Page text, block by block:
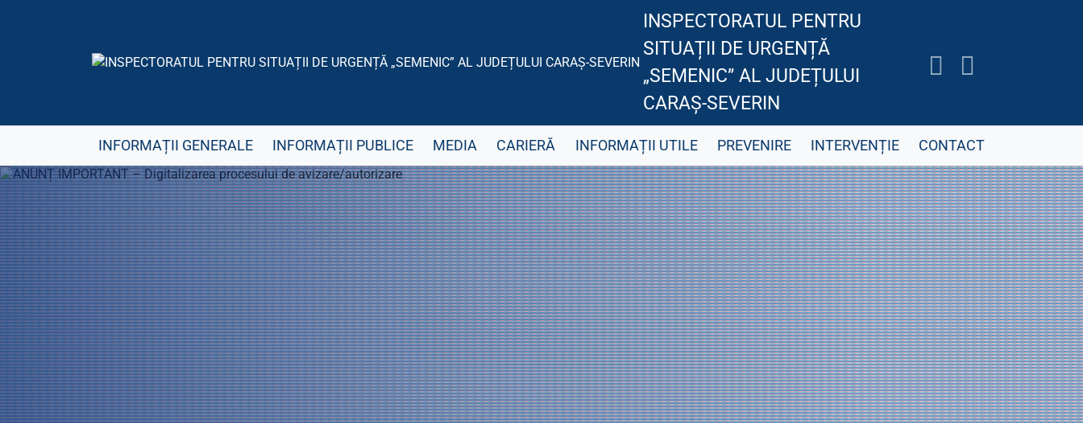
INSPECTORATUL PENTRU
SITUAȚII DE URGENȚĂ
„SEMENIC” AL JUDEȚULUI
CARAȘ-SEVERIN
INFORMAȚII GENERALE INFORMAȚII PUBLICE MEDIA CARIERĂ INFORMAȚII UTILE PREVENIRE INTERVENȚIE CONTACT